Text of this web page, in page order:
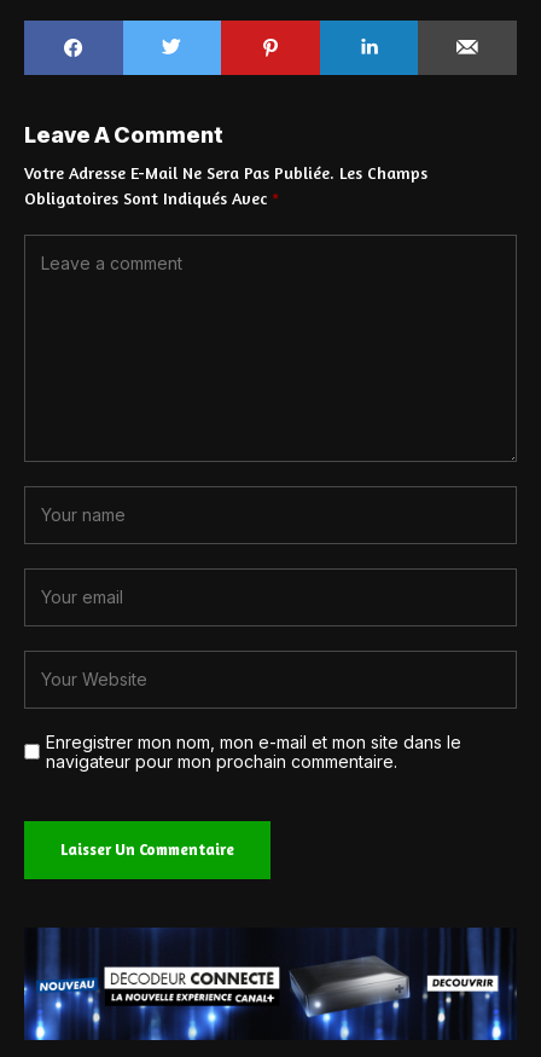
Leave A Comment
Votre Adresse E-Mail Ne Sera Pas Publiée. Les Champs
Obligatoires Sont Indiqués Avec *
Enregistrer mon nom, mon e-mail et mon site dans le
navigateur pour mon prochain commentaire.